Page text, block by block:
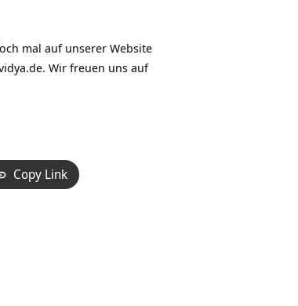
mal auf unserer Website
. Wir freuen uns auf
Copy Link